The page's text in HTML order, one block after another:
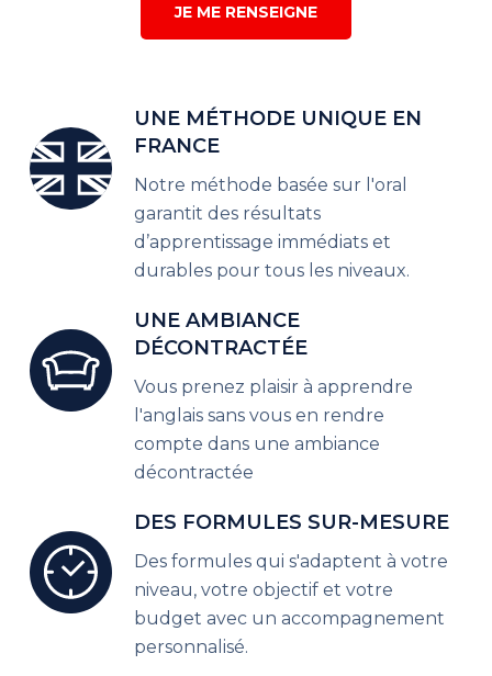
JE ME RENSEIGNE
UNE MÉTHODE UNIQUE EN
FRANCE
Notre méthode basée sur l'oral
garantit des résultats
d’apprentissage immédiats et
durables pour tous les niveaux.
UNE AMBIANCE
DÉCONTRACTÉE
Vous prenez plaisir à apprendre
l'anglais sans vous en rendre
compte dans une ambiance
décontractée
DES FORMULES SUR-MESURE
Des formules qui s'adaptent à votre
niveau, votre objectif et votre
budget avec un accompagnement
personnalisé.